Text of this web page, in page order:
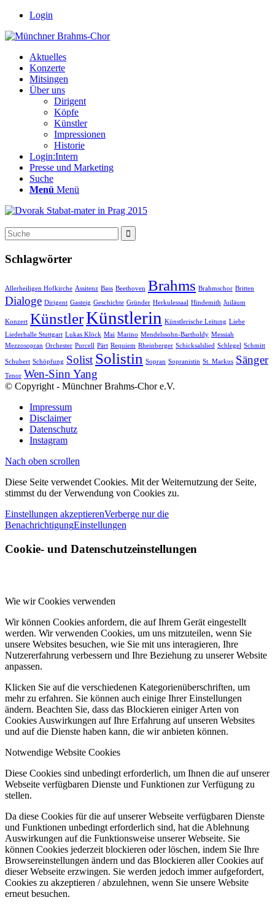
Login
Aktuelles
Konzerte
Mitsingen
Über uns
Dirigent
Köpfe
Künstler
Impressionen
Historie
Login:Intern
Presse und Marketing
Suche
Menü Menü
Schlagwörter
Allerheiligen Hofkirche Assitenz Bass Beethoven Brahms Brahmschor Britten
Dialoge Dirigent Gasteig Geschichte Gründer Herkulessaal Hindemith Juiläum
Konzert KünstlerKünstlerin Künstlerische Leitung Liebe
Liederhalle Stuttgart Lukas Klöck Mai Marino Mendelssohn-Bartholdy Messiah
Mezzosopran Orchester Purcell Pärt Requiem Rheinberger Schicksalslied Schlegel Schmitt
Schubert Schöpfung Solist Solistin Sopran Sopranistin St. Markus Sänger
Tenor Wen-Sinn Yang
© Copyright - Münchner Brahms-Chor e.V.
Impressum
Disclaimer
Datenschutz
Instagram
Nach oben scrollen
Diese Seite verwendet Cookies. Mit der Weiternutzung der Seite,
stimmst du der Verwendung von Cookies zu.
Einstellungen akzeptierenVerberge nur die
BenachrichtigungEinstellungen
Cookie- und Datenschutzeinstellungen
Wie wir Cookies verwenden
Wir können Cookies anfordern, die auf Ihrem Gerät eingestellt
werden. Wir verwenden Cookies, um uns mitzuteilen, wenn Sie
unsere Websites besuchen, wie Sie mit uns interagieren, Ihre
Nutzererfahrung verbessern und Ihre Beziehung zu unserer Website
anpassen.
Klicken Sie auf die verschiedenen Kategorienüberschriften, um
mehr zu erfahren. Sie können auch einige Ihrer Einstellungen
ändern. Beachten Sie, dass das Blockieren einiger Arten von
Cookies Auswirkungen auf Ihre Erfahrung auf unseren Websites
und auf die Dienste haben kann, die wir anbieten können.
Notwendige Website Cookies
Diese Cookies sind unbedingt erforderlich, um Ihnen die auf unserer
Webseite verfügbaren Dienste und Funktionen zur Verfügung zu
stellen.
Da diese Cookies für die auf unserer Webseite verfügbaren Dienste
und Funktionen unbedingt erforderlich sind, hat die Ablehnung
Auswirkungen auf die Funktionsweise unserer Webseite. Sie
können Cookies jederzeit blockieren oder löschen, indem Sie Ihre
Browsereinstellungen ändern und das Blockieren aller Cookies auf
dieser Webseite erzwingen. Sie werden jedoch immer aufgefordert,
Cookies zu akzeptieren / abzulehnen, wenn Sie unsere Website
erneut besuchen.